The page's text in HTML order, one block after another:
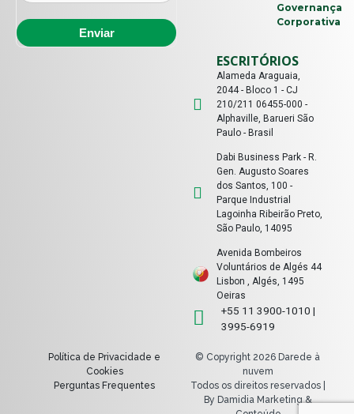
Governança
Corporativa
ESCRITÓRIOS
Alameda Araguaia,
2044 - Bloco 1 - CJ
210/211 06455-000 -
Alphaville, Barueri São
Paulo - Brasil
Dabi Business Park - R.
Gen. Augusto Soares
dos Santos, 100 -
Parque Industrial
Lagoinha Ribeirão Preto,
São Paulo, 14095
Avenida Bombeiros
Voluntários de Algés 44
Lisbon , Algés, 1495
Oeiras
+55 11 3900-1010 |
3995-6919
Política de Privacidade e
Cookies
Perguntas Frequentes
© Copyright 2026 Darede à
nuvem
Todos os direitos reservados |
By Damidia Marketing &